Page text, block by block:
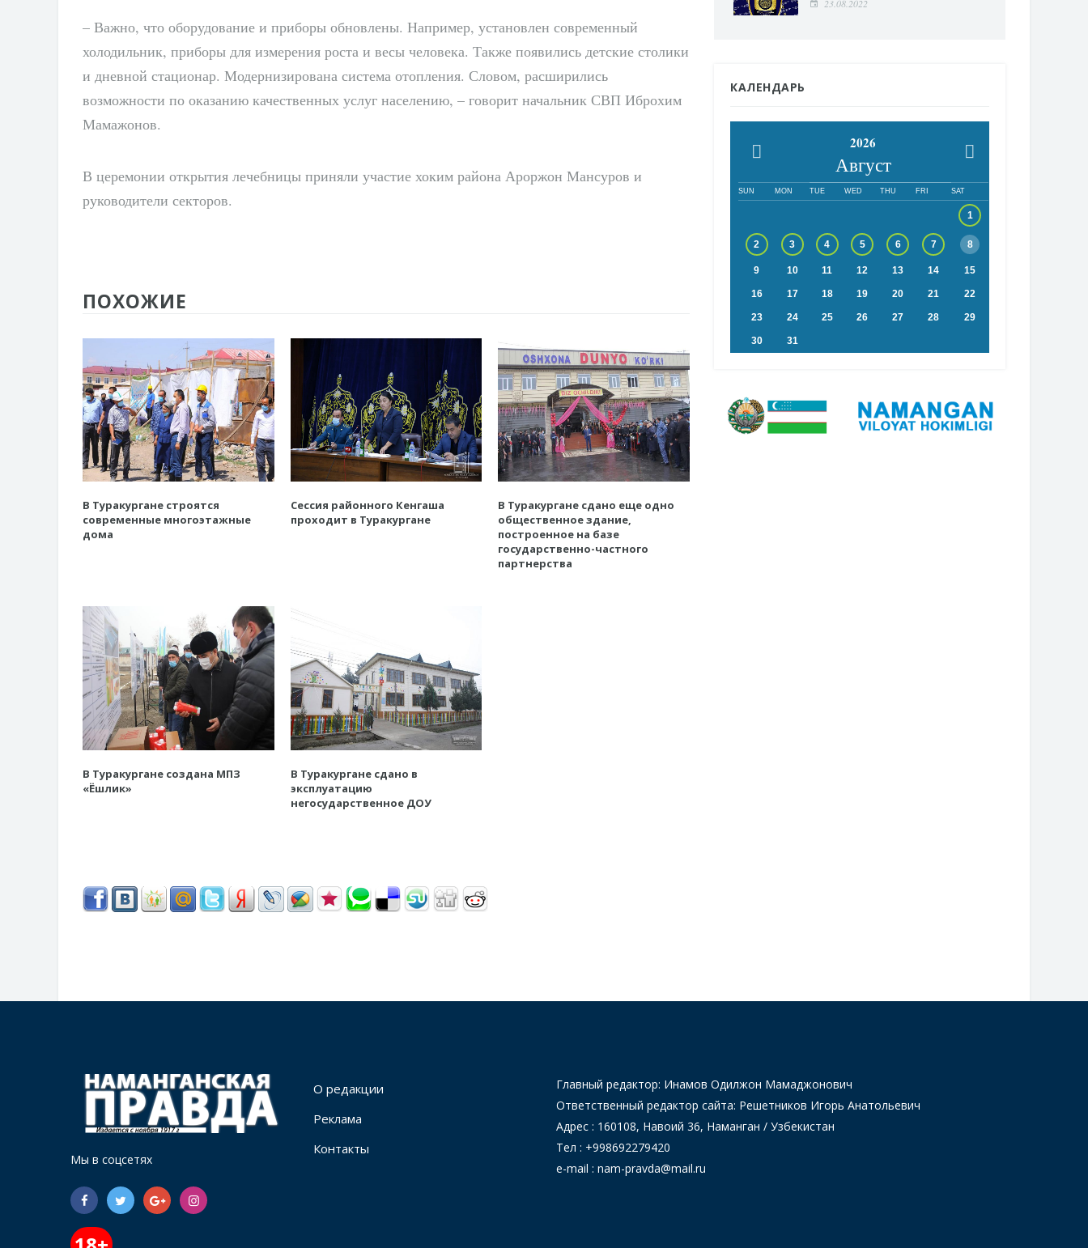
– Важно, что оборудование и приборы обновлены. Например, установлен современный
холодильник, приборы для измерения роста и весы человека. Также появились детские столики
и дневной стационар. Модернизирована система отопления. Словом, расширились
возможности по оказанию качественных услуг населению, – говорит начальник СВП Иброхим
Мамажонов.
В церемонии открытия лечебницы приняли участие хоким района Ароржон Мансуров и
руководители секторов.
ПОХОЖИЕ
В Туракургане строятся
современные многоэтажные
дома
Сессия районного Кенгаша
проходит в Туракургане
В Туракургане сдано еще одно
общественное здание,
построенное на базе
государственно-частного
партнерства
В Туракургане создана МПЗ
«Ёшлик»
В Туракургане сдано в
эксплуатацию
негосударственное ДОУ
23.08.2022
КАЛЕНДАРЬ
2026
Август
SUN MON TUE WED THU FRI SAT
1
2 3 4 5 6 7 8
9 10 11 12 13 14 15
16 17 18 19 20 21 22
23 24 25 26 27 28 29
30 31
Мы в соцсетях
О редакции
Реклама
Контакты
Главный редактор: Инамов Одилжон Мамаджонович
Ответственный редактор сайта: Решетников Игорь Анатольевич
Адрес : 160108, Навоий 36, Наманган / Узбекистан
Тел : +998692279420
e-mail : nam-pravda@mail.ru